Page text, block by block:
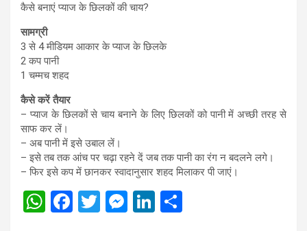
कैसे बनाएं प्याज के छिलकों की चाय?
सामग्री
3 से 4 मीडियम आकार के प्याज के छिलके
2 कप पानी
1 चम्मच शहद
कैसे करें तैयार
– प्याज के छिलकों से चाय बनाने के लिए छिलकों को पानी में अच्छी तरह से
साफ कर लें।
– अब पानी में इसे उबाल लें।
– इसे तब तक आंच पर चढ़ा रहने दें जब तक पानी का रंग न बदलने लगे।
– फिर इसे कप में छानकर स्वादानुसार शहद मिलाकर पी जाएं।
W F
T
M Li